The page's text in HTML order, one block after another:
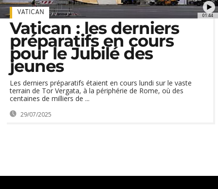
01:44
VATICAN
Vatican : les derniers
préparatifs en cours
pour le Jubilé des
jeunes
Les derniers préparatifs étaient en cours lundi sur le vaste
terrain de Tor Vergata, à la périphérie de Rome, où des
centaines de milliers de ...
29/07/2025